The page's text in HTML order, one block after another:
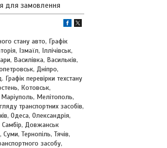
для замовлення
стану авто, Графік
Ізмаїл, Іллічівськ,
Василівка, Васильків,
Дніпро,
перевірки техстану
Котовськ,
Мелітополь,
транспортних засобів,
Одеса, Олександрія,
Самбір, Довжанськ
Тернопіль, Тячів,
засобу,